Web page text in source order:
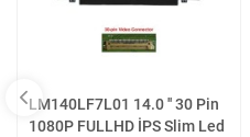
LM140LF7L01 14.0 '' 30 Pin
1080P FULLHD İPS Slim Led